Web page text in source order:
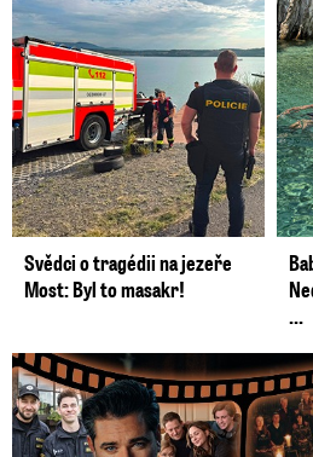
Svědci o tragédii na jezeře
Most: Byl to masakr!
...
Prima vytasila podzimní trumfy!